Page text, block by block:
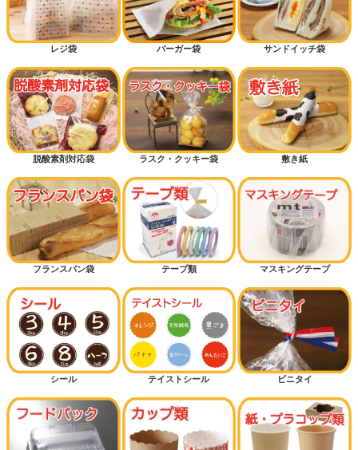
レジ袋 バーガー袋 サンドイッチ袋
脱酸素剤対応袋 ラスク・クッキー袋 敷き紙
フランスパン袋 テープ類 マスキングテープ
シール テイストシール ビニタイ